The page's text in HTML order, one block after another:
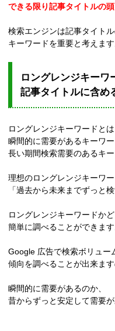
できる限り記事タイトルの
検索エンジンは記事タイト
キーワードを重要と考えます
ロングレンジキーワ
記事タイトルに含め
ロングレンジキーワードとは
瞬間的に需要があるキーワー
長い期間検索需要のあるキー
理想のロングレンジキーワ
「過去から未来までずっと
ロングレンジキーワードか
簡単に調べることができます
Google 広告で検索ボリュー
傾向を調べることが出来ます
瞬間的に需要があるのか、
昔からずっと安定して需要